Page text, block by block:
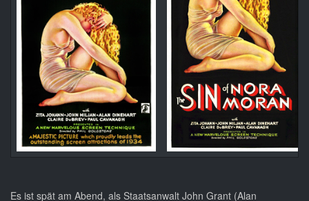
Es ist spät am Abend, als Staatsanwalt John Grant (Alan